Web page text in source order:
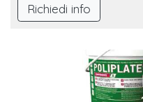
Richiedi info